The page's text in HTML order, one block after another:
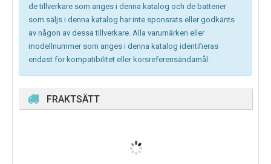
de tillverkare som anges i denna katalog och de batterier
som säljs i denna katalog har inte sponsrats eller godkänts
av någon av dessa tillverkare. Alla varumärken eller
modellnummer som anges i denna katalog identifieras
endast för kompatibilitet eller korsreferensändamål.
FRAKTSÄTT